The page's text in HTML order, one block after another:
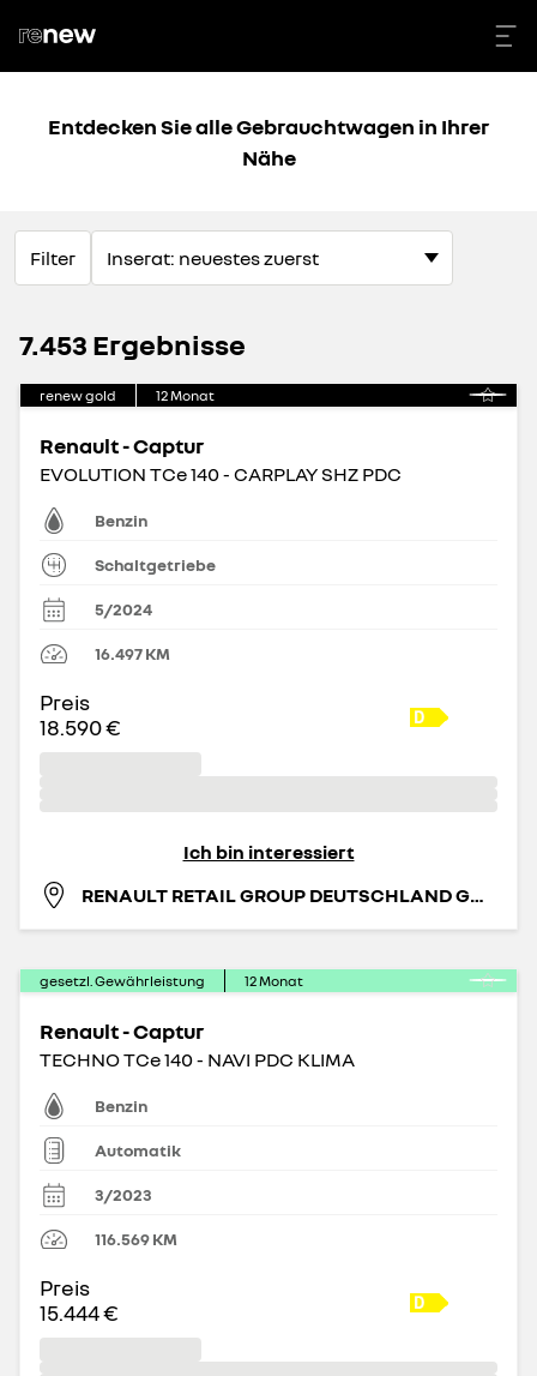
Entdecken Sie alle Gebrauchtwagen in Ihrer
Nähe
Filter
7.453 Ergebnisse
renew gold 12Monat
Renault - Captur
EVOLUTION TCe 140 - CARPLAY SHZ PDC
Benzin
Schaltgetriebe
5/2024
16.497KM
Preis
18.590 €
Ich bin interessiert
RENAULT RETAIL GROUP DEUTSCHLAND GMBH
gesetzl. Gewährleistung 12Monat
Renault - Captur
TECHNO TCe 140 - NAVI PDC KLIMA
Benzin
Automatik
3/2023
116.569KM
Preis
15.444 €